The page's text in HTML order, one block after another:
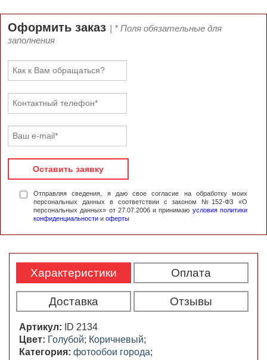
Оформить заказ | * Поля обязательные для
заполнения
Оставить заявку
Отправляя сведения, я даю свое согласие на обработку моих
персональных данных в соответствии с законом №152-ФЗ «О
персональных данных» от 27.07.2006 и принимаю условия политики
конфиденциальности и оферты
Характеристики Оплата
Доставка Отзывы
Артикул:
ID 2134
Цвет: Голубой; Коричневый;
Категория: фотообои города;